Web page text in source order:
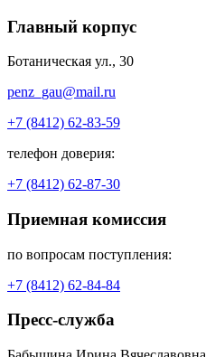
Главный корпус
Ботаническая ул., 30
penz_gau@mail.ru
+7 (8412) 62-83-59
телефон доверия:
+7 (8412) 62-87-30
Приемная комиссия
по вопросам поступления:
+7 (8412) 62-84-84
Пресс-служба